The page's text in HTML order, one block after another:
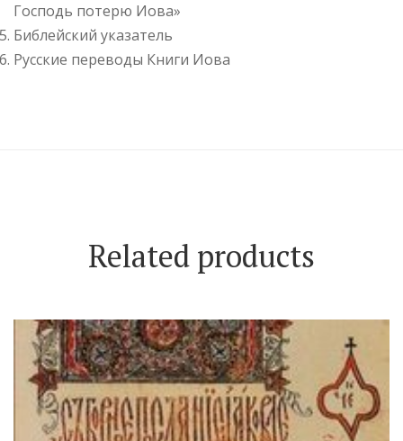
Господь потерю Иова»
Библейский указатель
Русские переводы Книги Иова
Related products